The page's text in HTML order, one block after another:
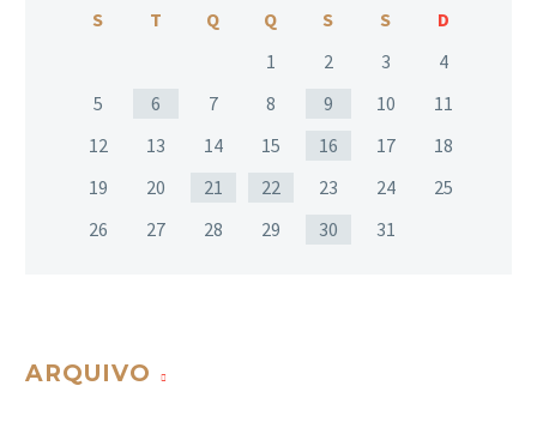
S T Q Q S S
D
1
2 3
4
5
6 7 8 9 10
11
12
13 14 15 16 17
18
19
20 21 22 23 24
25
26
27 28 29 30 31
ARQUIVO